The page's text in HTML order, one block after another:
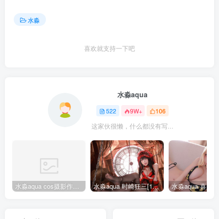
水淼
喜欢就支持一下吧
水淼aqua
522 9W+ 106
这家伙很懒，什么都没有写...
水淼aqua cos摄影作品合集155套 水淼aqua 时崎狂三[109P-128MB]